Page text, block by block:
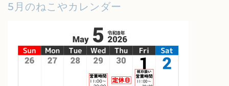
5月のねこやカレンダー